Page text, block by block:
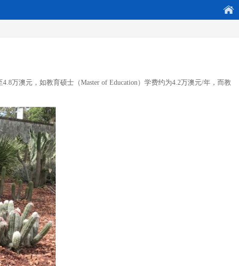
万澳元，如教育硕士（Master of Education）学费约为4.2万澳元/年，而教